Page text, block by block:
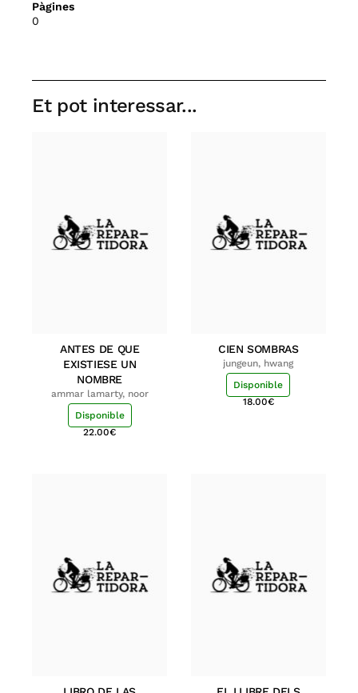
Pàgines
0
Et pot interessar...
ANTES DE QUE
EXISTIESE UN
NOMBRE
ammar lamarty, noor
Disponible
22.00€
CIEN SOMBRAS
jungeun, hwang
Disponible
18.00€